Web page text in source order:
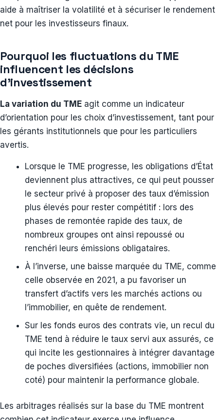
aide à maîtriser la volatilité et à sécuriser le rendement
net pour les investisseurs finaux.
Pourquoi les fluctuations du TME
influencent les décisions
d’investissement
La variation du TME agit comme un indicateur
d’orientation pour les choix d’investissement, tant pour
les gérants institutionnels que pour les particuliers
avertis.
Lorsque le TME progresse, les obligations d’État
deviennent plus attractives, ce qui peut pousser
le secteur privé à proposer des taux d’émission
plus élevés pour rester compétitif : lors des
phases de remontée rapide des taux, de
nombreux groupes ont ainsi repoussé ou
renchéri leurs émissions obligataires.
À l’inverse, une baisse marquée du TME, comme
celle observée en 2021, a pu favoriser un
transfert d’actifs vers les marchés actions ou
l’immobilier, en quête de rendement.
Sur les fonds euros des contrats vie, un recul du
TME tend à réduire le taux servi aux assurés, ce
qui incite les gestionnaires à intégrer davantage
de poches diversifiées (actions, immobilier non
coté) pour maintenir la performance globale.
Les arbitrages réalisés sur la base du TME montrent